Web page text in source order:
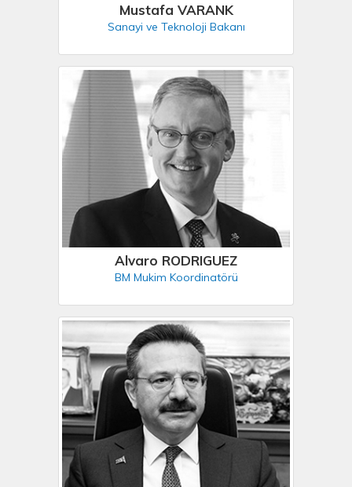
Mustafa VARANK
Sanayi ve Teknoloji Bakanı
Alvaro RODRIGUEZ
BM Mukim Koordinatörü